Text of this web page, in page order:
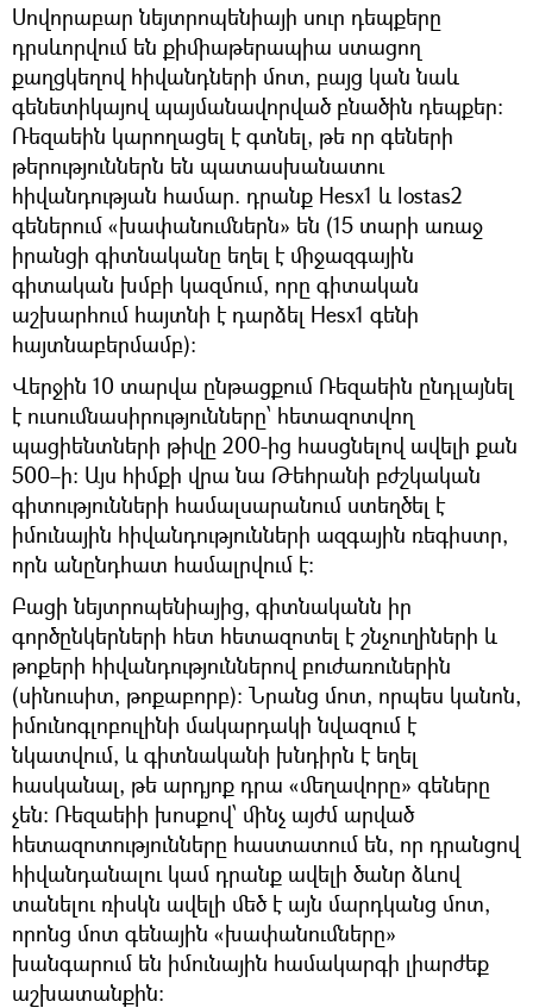
Սովորաբար նեյտրոպենիայի սուր դեպքերը
դրսևորվում են քիմիաթերապիա ստացող
քաղցկեղով հիվանդների մոտ, բայց կան նաև
գենետիկայով պայմանավորված բնածին դեպքեր:
Ռեզաեին կարողացել է գտնել, թե որ գեների
թերություններն են պատասխանատու
հիվանդության համար. դրանք Hesx1 և lostas2
գեներում «խափանումներն» են (15 տարի առաջ
իրանցի գիտնականը եղել է միջազգային
գիտական խմբի կազմում, որը գիտական
աշխարհում հայտնի է դարձել Hesx1 գենի
հայտնաբերմամբ):
Վերջին 10 տարվա ընթացքում Ռեզաեին ընդլայնել
է ուսումնասիրությունները՝ հետազոտվող
պացիենտների թիվը 200-ից հասցնելով ավելի քան
500–ի: Այս հիմքի վրա նա Թեհրանի բժշկական
գիտությունների համալսարանում ստեղծել է
իմունային հիվանդությունների ազգային ռեգիստր,
որն անընդհատ համալրվում է։
Բացի նեյտրոպենիայից, գիտնականն իր
գործընկերների հետ հետազոտել է շնչուղիների և
թոքերի հիվանդություններով բուժառուներին
(սինուսիտ, թոքաբորբ)։ Նրանց մոտ, որպես կանոն,
իմունոգլոբուլինի մակարդակի նվազում է
նկատվում, և գիտնականի խնդիրն է եղել
հասկանալ, թե արդյոք դրա «մեղավորը» գեները
չեն։ Ռեզաեիի խոսքով՝ մինչ այժմ արված
հետազոտությունները հաստատում են, որ դրանցով
հիվանդանալու կամ դրանք ավելի ծանր ձևով
տանելու ռիսկն ավելի մեծ է այն մարդկանց մոտ,
որոնց մոտ գենային «խափանումները»
խանգարում են իմունային համակարգի լիարժեք
աշխատանքին: